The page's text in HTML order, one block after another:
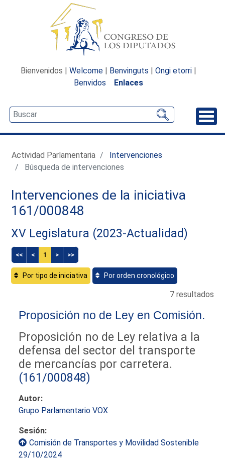
Bienvenidos | Welcome | Benvinguts | Ongi etorri |
Benvidos
Enlaces
Actividad Parlamentaria
Intervenciones
Búsqueda de intervenciones
Intervenciones de la iniciativa
161/000848
XV Legislatura (2023-Actualidad)
<< < 1 > >>
Por tipo de iniciativa Por orden cronológico
7 resultados
Proposición no de Ley en Comisión.
Proposición no de Ley relativa a la
defensa del sector del transporte
de mercancías por carretera.
(161/000848)
Autor:
Grupo Parlamentario VOX
Sesión:
Comisión de Transportes y Movilidad Sostenible
29/10/2024